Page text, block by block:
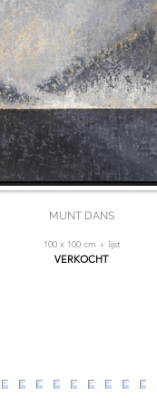
MUNT DANS
100 x 100 cm + lijst
VERKOCHT